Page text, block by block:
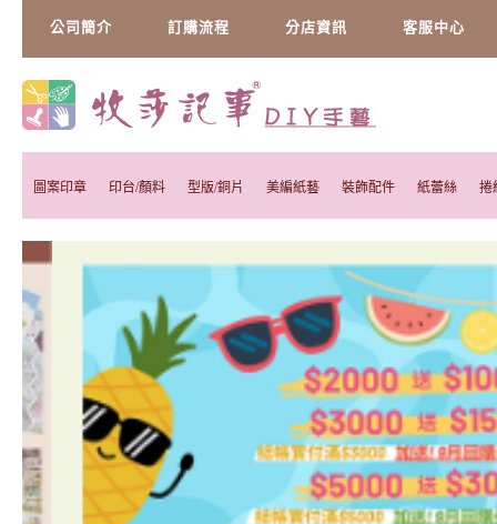
公司簡介 訂購流程 分店資訊 客服中心
圖案印章 印台/顏料 型版/銅片 美編紙藝 裝飾配件 紙蕾絲 捲